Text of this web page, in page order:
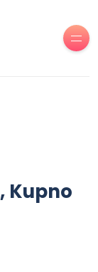
Kupno